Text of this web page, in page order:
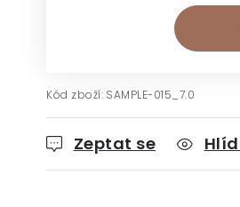
Kód zboží: SAMPLE-015_7.0
Zeptat se